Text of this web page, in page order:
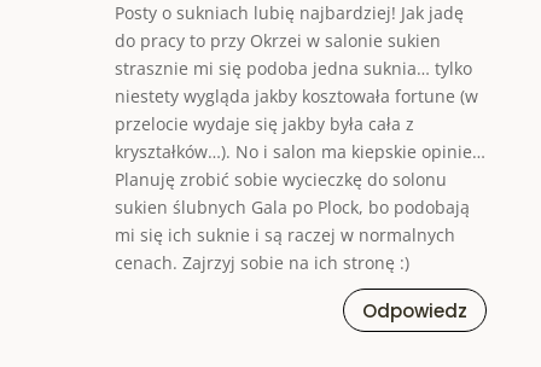
Posty o sukniach lubię najbardziej! Jak jadę
do pracy to przy Okrzei w salonie sukien
strasznie mi się podoba jedna suknia… tylko
niestety wygląda jakby kosztowała fortune (w
przelocie wydaje się jakby była cała z
kryształków…). No i salon ma kiepskie opinie…
Planuję zrobić sobie wycieczkę do solonu
sukien ślubnych Gala po Plock, bo podobają
mi się ich suknie i są raczej w normalnych
cenach. Zajrzyj sobie na ich stronę :)
Odpowiedz